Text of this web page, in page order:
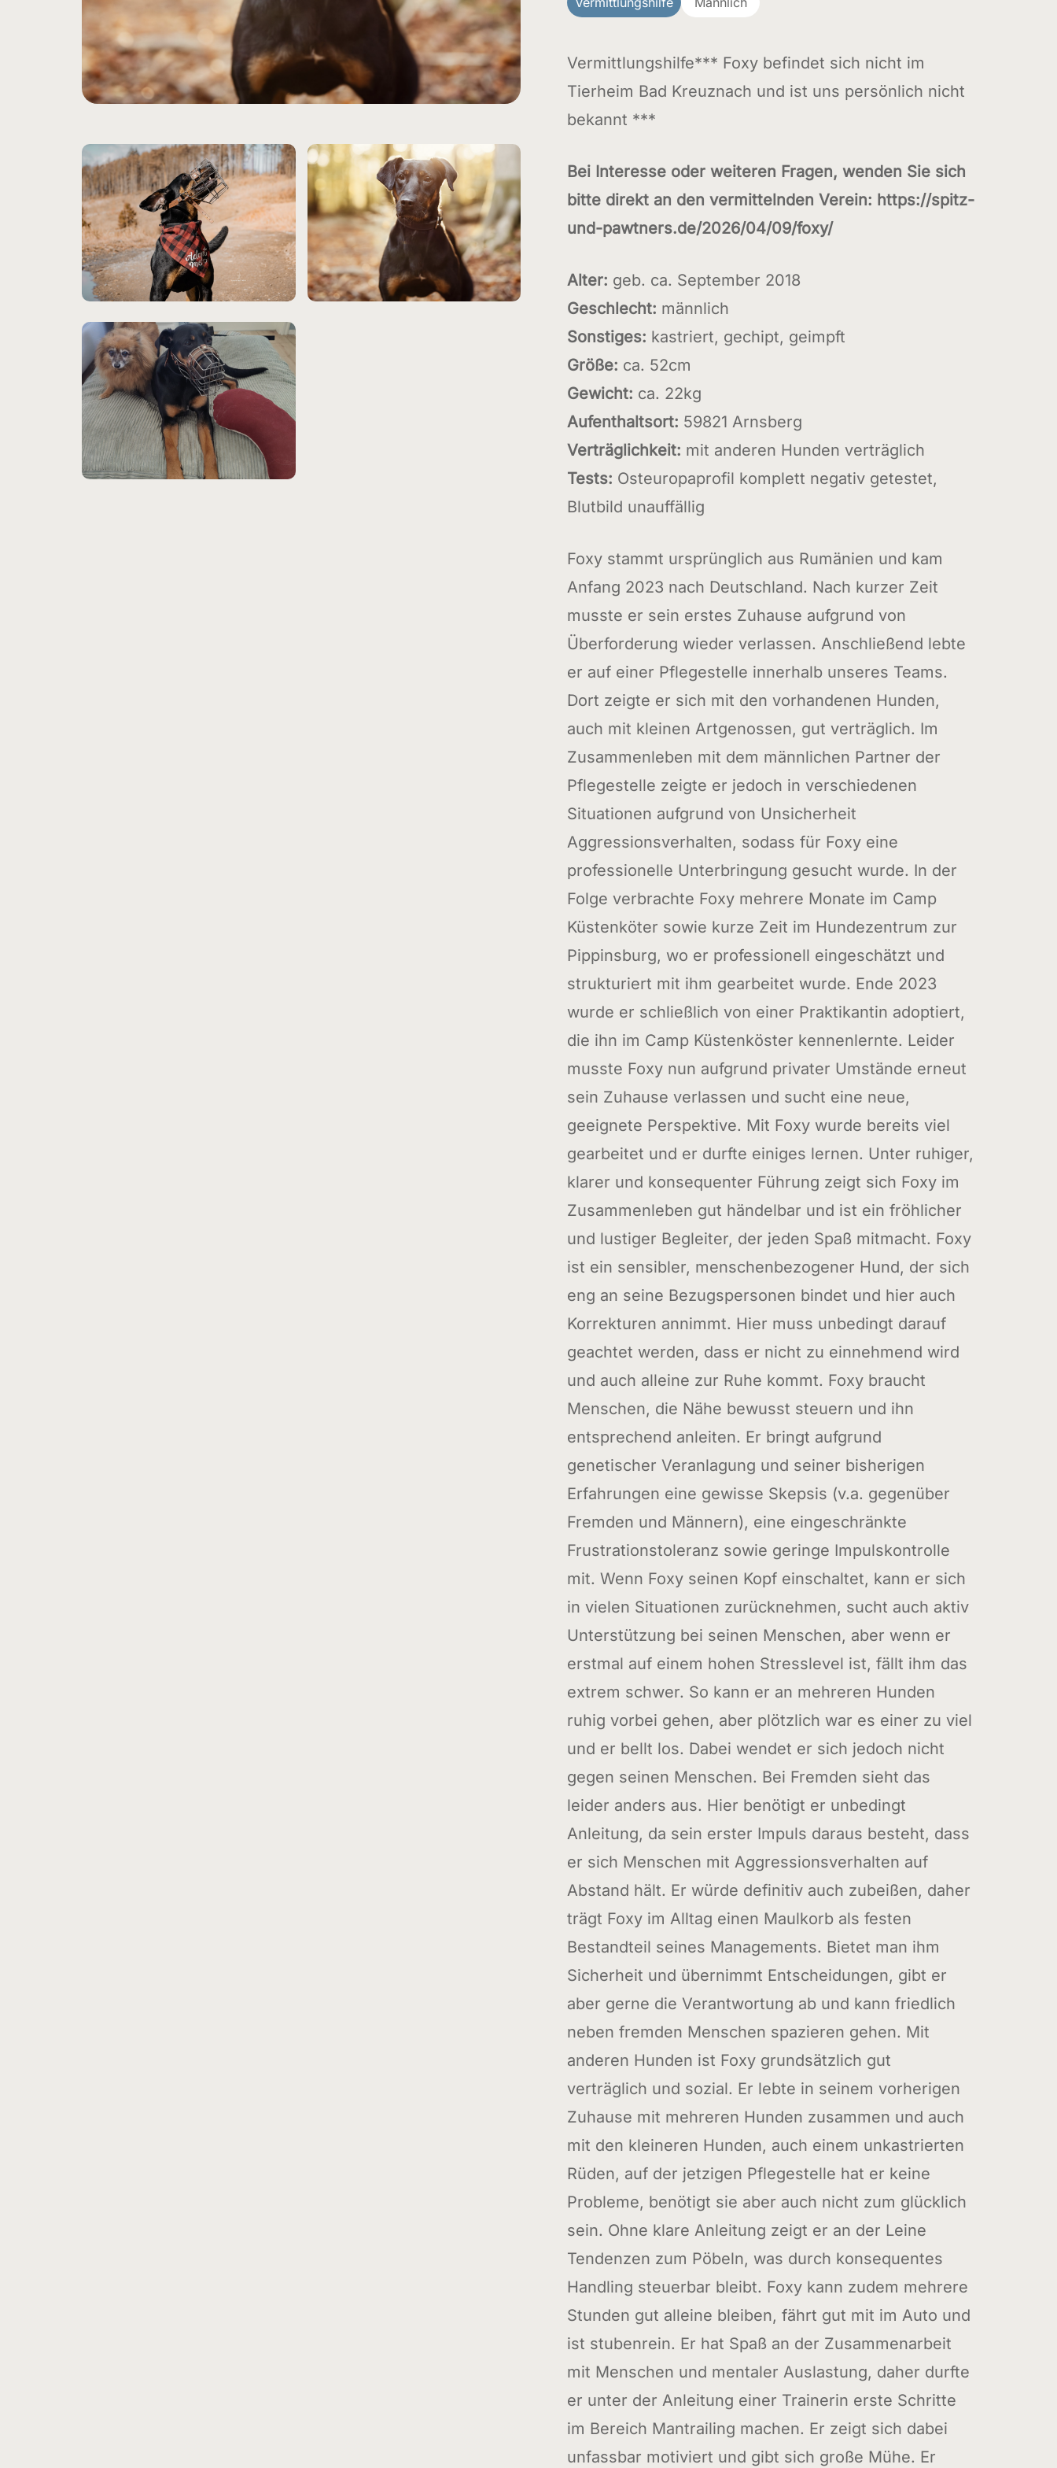
Vermittlungshilfe*** Foxy befindet sich nicht im
Tierheim Bad Kreuznach und ist uns persönlich nicht
bekannt ***
Bei Interesse oder weiteren Fragen, wenden Sie sich
bitte direkt an den vermittelnden Verein: https://spitz-
und-pawtners.de/2026/04/09/foxy/
Alter: geb. ca. September 2018
Geschlecht: männlich
Sonstiges: kastriert, gechipt, geimpft
Größe: ca. 52cm
Gewicht: ca. 22kg
Aufenthaltsort: 59821 Arnsberg
Verträglichkeit: mit anderen Hunden verträglich
Tests: Osteuropaprofil komplett negativ getestet,
Blutbild unauffällig
Foxy stammt ursprünglich aus Rumänien und kam
Anfang 2023 nach Deutschland. Nach kurzer Zeit
musste er sein erstes Zuhause aufgrund von
Überforderung wieder verlassen. Anschließend lebte
er auf einer Pflegestelle innerhalb unseres Teams.
Dort zeigte er sich mit den vorhandenen Hunden,
auch mit kleinen Artgenossen, gut verträglich. Im
Zusammenleben mit dem männlichen Partner der
Pflegestelle zeigte er jedoch in verschiedenen
Situationen aufgrund von Unsicherheit
Aggressionsverhalten, sodass für Foxy eine
professionelle Unterbringung gesucht wurde. In der
Folge verbrachte Foxy mehrere Monate im Camp
Küstenköter sowie kurze Zeit im Hundezentrum zur
Pippinsburg, wo er professionell eingeschätzt und
strukturiert mit ihm gearbeitet wurde. Ende 2023
wurde er schließlich von einer Praktikantin adoptiert,
die ihn im Camp Küstenköster kennenlernte. Leider
musste Foxy nun aufgrund privater Umstände erneut
sein Zuhause verlassen und sucht eine neue,
geeignete Perspektive. Mit Foxy wurde bereits viel
gearbeitet und er durfte einiges lernen. Unter ruhiger,
klarer und konsequenter Führung zeigt sich Foxy im
Zusammenleben gut händelbar und ist ein fröhlicher
und lustiger Begleiter, der jeden Spaß mitmacht. Foxy
ist ein sensibler, menschenbezogener Hund, der sich
eng an seine Bezugspersonen bindet und hier auch
Korrekturen annimmt. Hier muss unbedingt darauf
geachtet werden, dass er nicht zu einnehmend wird
und auch alleine zur Ruhe kommt. Foxy braucht
Menschen, die Nähe bewusst steuern und ihn
entsprechend anleiten. Er bringt aufgrund
genetischer Veranlagung und seiner bisherigen
Erfahrungen eine gewisse Skepsis (v.a. gegenüber
Fremden und Männern), eine eingeschränkte
Frustrationstoleranz sowie geringe Impulskontrolle
mit. Wenn Foxy seinen Kopf einschaltet, kann er sich
in vielen Situationen zurücknehmen, sucht auch aktiv
Unterstützung bei seinen Menschen, aber wenn er
erstmal auf einem hohen Stresslevel ist, fällt ihm das
extrem schwer. So kann er an mehreren Hunden
ruhig vorbei gehen, aber plötzlich war es einer zu viel
und er bellt los. Dabei wendet er sich jedoch nicht
gegen seinen Menschen. Bei Fremden sieht das
leider anders aus. Hier benötigt er unbedingt
Anleitung, da sein erster Impuls daraus besteht, dass
er sich Menschen mit Aggressionsverhalten auf
Abstand hält. Er würde definitiv auch zubeißen, daher
trägt Foxy im Alltag einen Maulkorb als festen
Bestandteil seines Managements. Bietet man ihm
Sicherheit und übernimmt Entscheidungen, gibt er
aber gerne die Verantwortung ab und kann friedlich
neben fremden Menschen spazieren gehen. Mit
anderen Hunden ist Foxy grundsätzlich gut
verträglich und sozial. Er lebte in seinem vorherigen
Zuhause mit mehreren Hunden zusammen und auch
mit den kleineren Hunden, auch einem unkastrierten
Rüden, auf der jetzigen Pflegestelle hat er keine
Probleme, benötigt sie aber auch nicht zum glücklich
sein. Ohne klare Anleitung zeigt er an der Leine
Tendenzen zum Pöbeln, was durch konsequentes
Handling steuerbar bleibt. Foxy kann zudem mehrere
Stunden gut alleine bleiben, fährt gut mit im Auto und
ist stubenrein. Er hat Spaß an der Zusammenarbeit
mit Menschen und mentaler Auslastung, daher durfte
er unter der Anleitung einer Trainerin erste Schritte
im Bereich Mantrailing machen. Er zeigt sich dabei
unfassbar motiviert und gibt sich große Mühe. Er